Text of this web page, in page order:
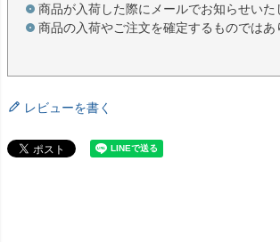
商品が入荷した際にメールでお知らせいた
商品の入荷やご注文を確定するものではあ
レビューを書く